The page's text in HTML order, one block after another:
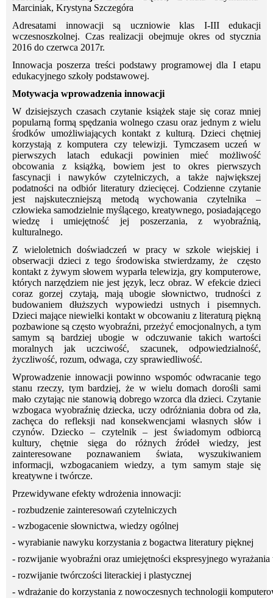
Marciniak, Krystyna Szczegóra
Adresatami innowacji są uczniowie klas I-III edukacji
wczesnoszkolnej. Czas realizacji obejmuje okres od stycznia
2016 do czerwca 2017r.
Innowacja poszerza treści podstawy programowej dla I etapu
edukacyjnego szkoły podstawowej.
Motywacja wprowadzenia innowacji
W dzisiejszych czasach czytanie książek staje się coraz mniej
popularną formą spędzania wolnego czasu oraz jednym z wielu
środków umożliwiających kontakt z kulturą. Dzieci chętniej
korzystają z komputera czy telewizji. Tymczasem uczeń w
pierwszych latach edukacji powinien mieć możliwość
obcowania z książką, bowiem jest to okres pierwszych
fascynacji i nawyków czytelniczych, a także największej
podatności na odbiór literatury dziecięcej. Codzienne czytanie
jest najskuteczniejszą metodą wychowania czytelnika –
człowieka samodzielnie myślącego, kreatywnego, posiadającego
wiedzę i umiejętność jej poszerzania, z wyobraźnią,
kulturalnego.
Z wieloletnich doświadczeń w pracy w szkole wiejskiej i
obserwacji dzieci z tego środowiska stwierdzamy, że często
kontakt z żywym słowem wyparła telewizja, gry komputerowe,
których narzędziem nie jest język, lecz obraz. W efekcie dzieci
coraz gorzej czytają, mają ubogie słownictwo, trudności z
budowaniem dłuższych wypowiedzi ustnych i pisemnych.
Dzieci mające niewielki kontakt w obcowaniu z literaturą piękną
pozbawione są często wyobraźni, przeżyć emocjonalnych, a tym
samym są bardziej ubogie w odczuwanie takich wartości
moralnych jak uczciwość, szacunek, odpowiedzialność,
życzliwość, rozum, odwaga, czy sprawiedliwość.
Wprowadzenie innowacji powinno wspomóc odwracanie tego
stanu rzeczy, tym bardziej, że w wielu domach dorośli sami
mało czytając nie stanowią dobrego wzorca dla dzieci. Czytanie
wzbogaca wyobraźnię dziecka, uczy odróżniania dobra od zła,
zachęca do refleksji nad konsekwencjami własnych słów i
czynów. Dziecko – czytelnik – jest świadomym odbiorcą
kultury, chętnie sięga do różnych źródeł wiedzy, jest
zainteresowane poznawaniem świata, wyszukiwaniem
informacji, wzbogacaniem wiedzy, a tym samym staje się
kreatywne i twórcze.
Przewidywane efekty wdrożenia innowacji:
- rozbudzenie zainteresowań czytelniczych
- wzbogacenie słownictwa, wiedzy ogólnej
- wyrabianie nawyku korzystania z bogactwa literatury pięknej
- rozwijanie wyobraźni oraz umiejętności ekspresyjnego wyrażania
- rozwijanie twórczości literackiej i plastycznej
- wdrażanie do korzystania z nowoczesnych technologii